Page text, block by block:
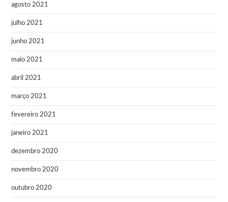
agosto 2021
julho 2021
junho 2021
maio 2021
abril 2021
março 2021
fevereiro 2021
janeiro 2021
dezembro 2020
novembro 2020
outubro 2020